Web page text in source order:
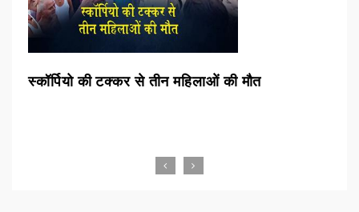
सीएम माझी ने की ‘हर घर तिरंगा’ अभियान की शुरुआत